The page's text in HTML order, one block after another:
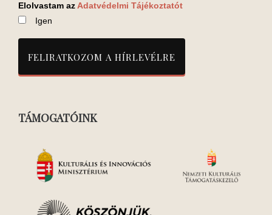
Elolvastam az Adatvédelmi Tájékoztatót
Igen
TÁMOGATÓINK